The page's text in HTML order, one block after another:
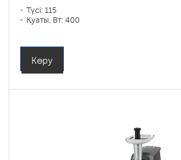
Түсі: 115
Қуаты, Вт: 400
Көру